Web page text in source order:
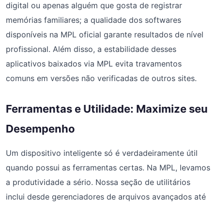
digital ou apenas alguém que gosta de registrar
memórias familiares; a qualidade dos softwares
disponíveis na MPL oficial garante resultados de nível
profissional. Além disso, a estabilidade desses
aplicativos baixados via MPL evita travamentos
comuns em versões não verificadas de outros sites.
Ferramentas e Utilidade: Maximize seu
Desempenho
Um dispositivo inteligente só é verdadeiramente útil
quando possui as ferramentas certas. Na MPL, levamos
a produtividade a sério. Nossa seção de utilitários
inclui desde gerenciadores de arquivos avançados até